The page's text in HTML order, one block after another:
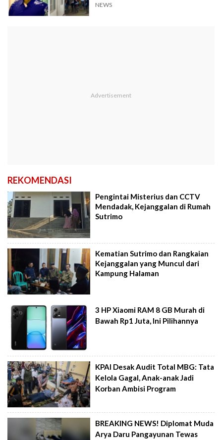
Takut
NEWS
REKOMENDASI
Pengintai Misterius dan CCTV
Mendadak, Kejanggalan di Rumah
Sutrimo
Kematian Sutrimo dan Rangkaian
Kejanggalan yang Muncul dari
Kampung Halaman
3 HP Xiaomi RAM 8 GB Murah di
Bawah Rp1 Juta, Ini Pilihannya
KPAI Desak Audit Total MBG: Tata
Kelola Gagal, Anak-anak Jadi
Korban Ambisi Program
BREAKING NEWS! Diplomat Muda
Arya Daru Pangayunan Tewas